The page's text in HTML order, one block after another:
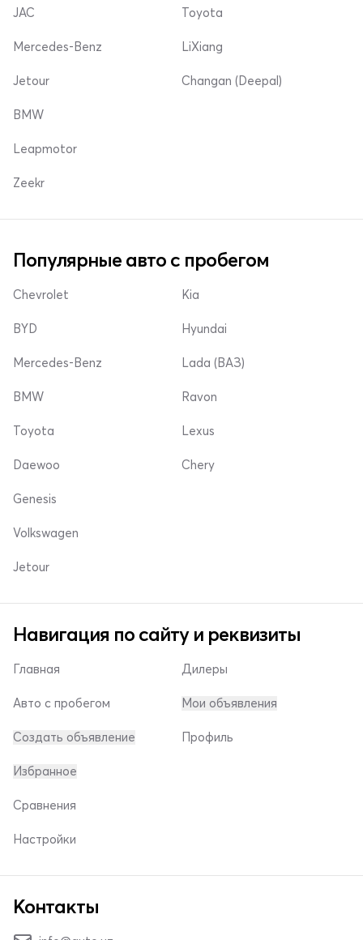
JAC
Mercedes-Benz
Jetour
Toyota
LiXiang
Changan (Deepal)
BMW
Leapmotor
Zeekr
Популярные авто с пробегом
Chevrolet
BYD
Mercedes-Benz
Kia
Hyundai
Lada (ВАЗ)
BMW
Toyota
Daewoo
Ravon
Lexus
Chery
Genesis
Volkswagen
Jetour
Навигация по сайту и реквизиты
Главная
Авто с пробегом
Создать объявление
Дилеры
Мои объявления
Профиль
Избранное
Сравнения
Настройки
Контакты